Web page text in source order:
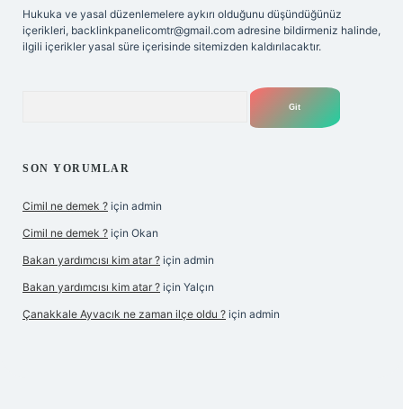
Hukuka ve yasal düzenlemelere aykırı olduğunu düşündüğünüz
içerikleri, backlinkpanelicomtr@gmail.com adresine bildirmeniz halinde,
ilgili içerikler yasal süre içerisinde sitemizden kaldırılacaktır.
SON YORUMLAR
Cimil ne demek ? için admin
Cimil ne demek ? için Okan
Bakan yardımcısı kim atar ? için admin
Bakan yardımcısı kim atar ? için Yalçın
Çanakkale Ayvacık ne zaman ilçe oldu ? için admin